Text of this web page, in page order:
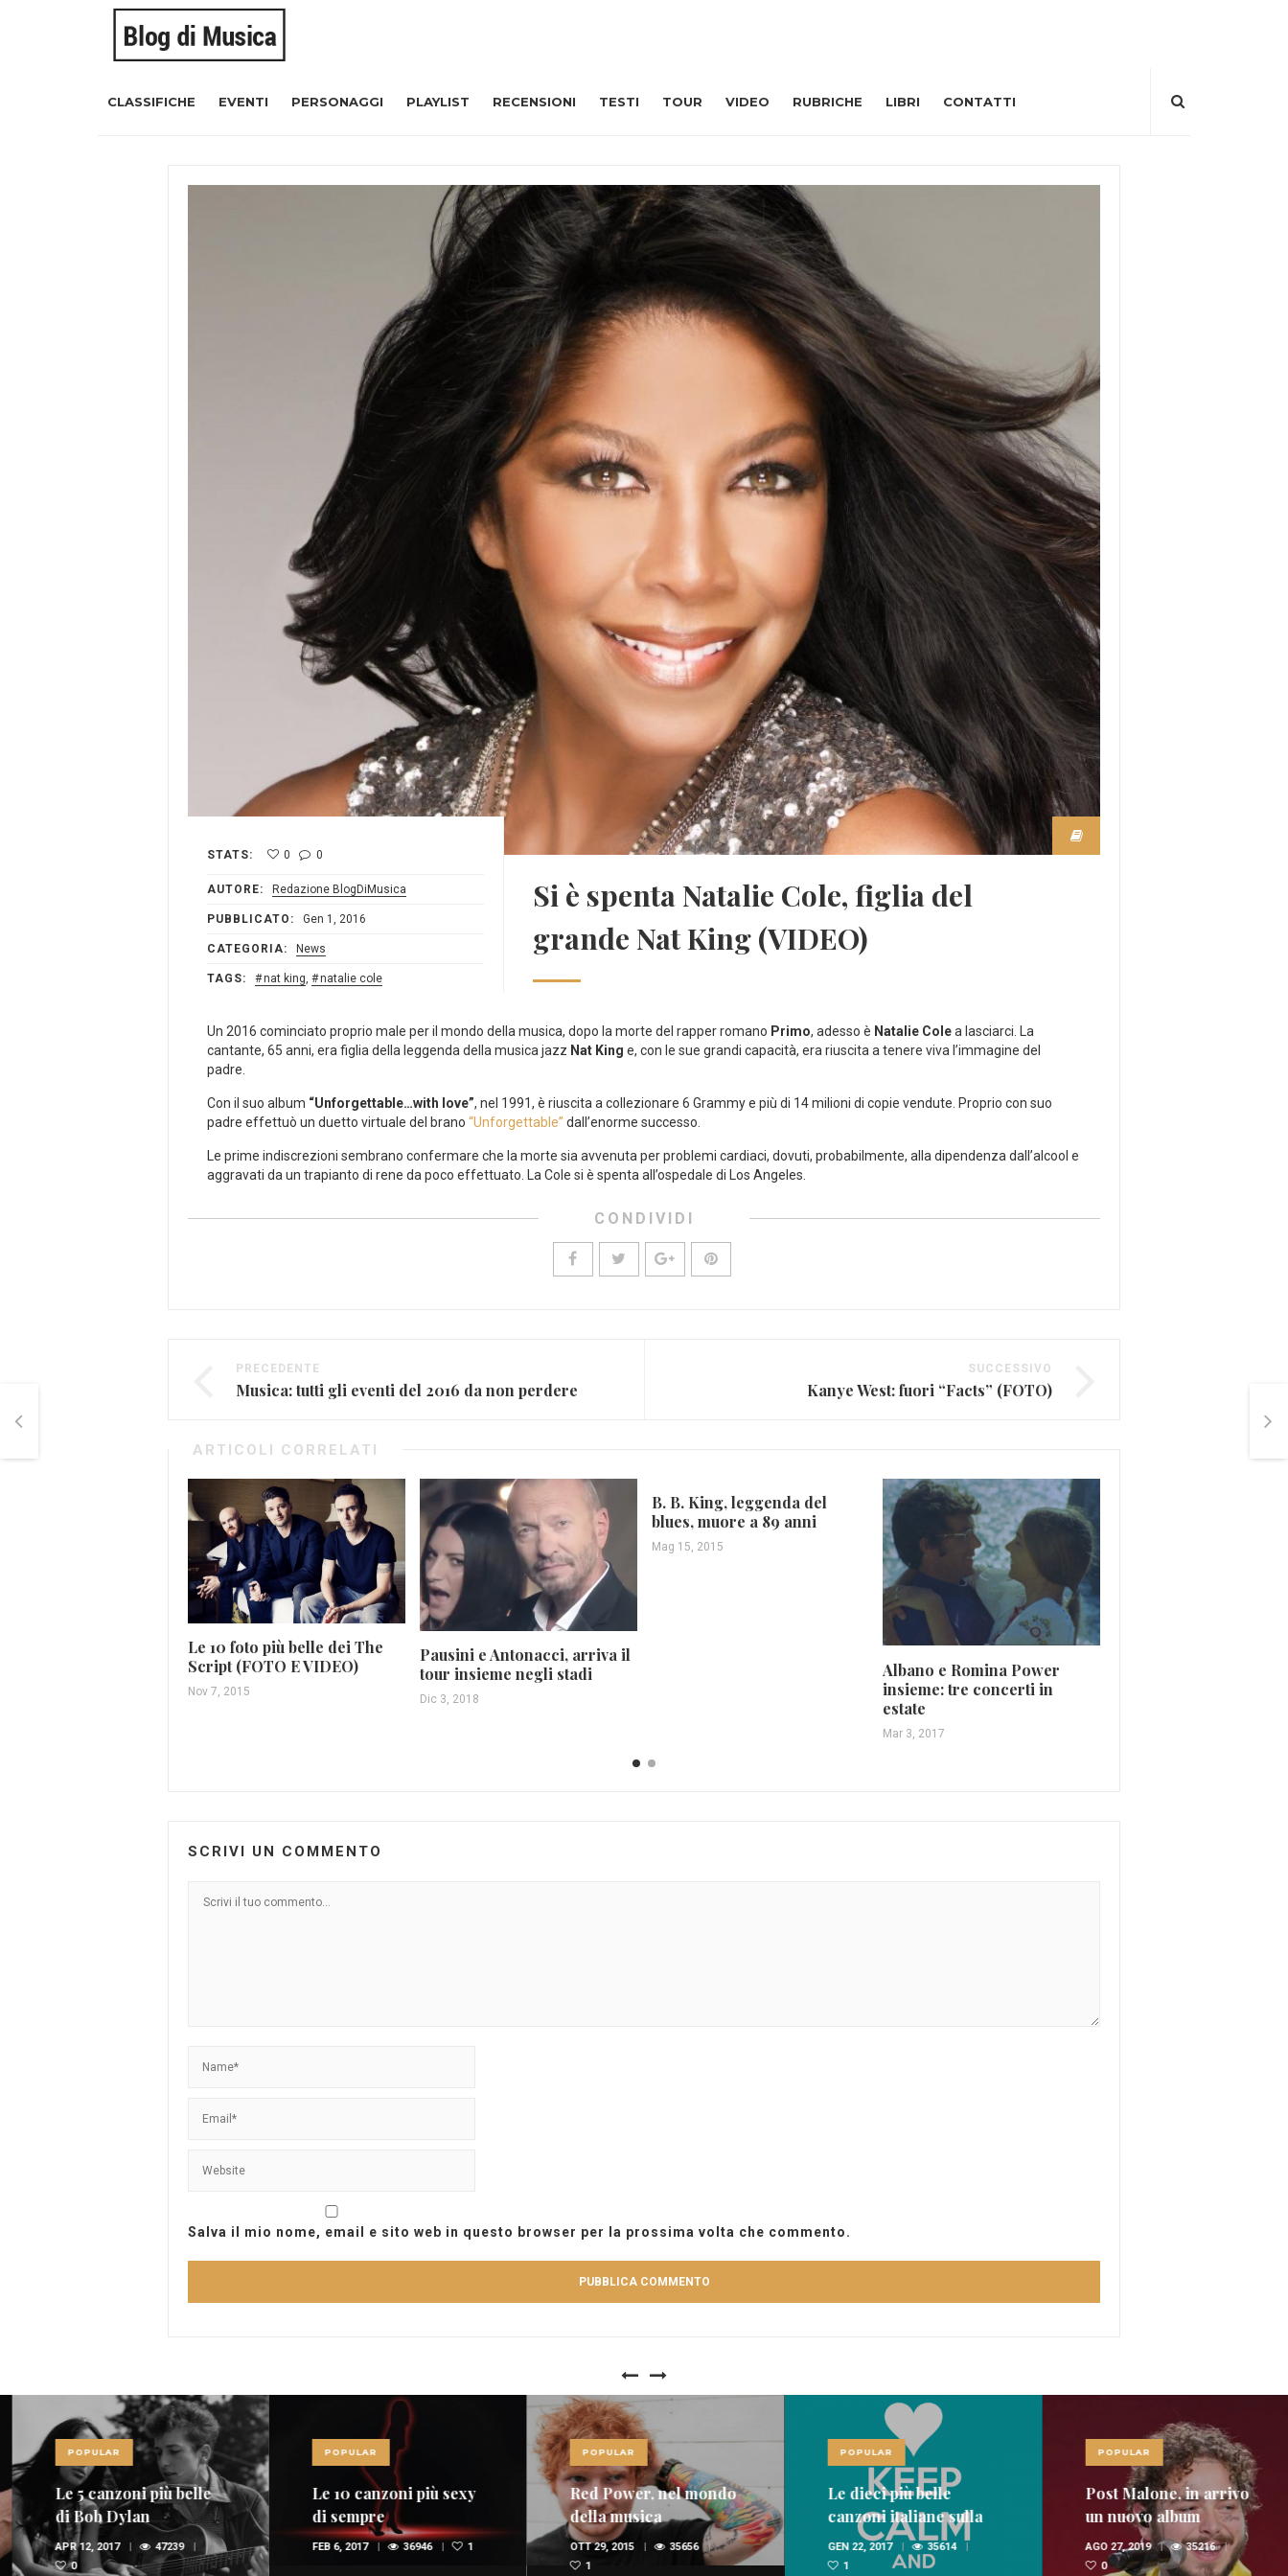
CLASSIFICHE EVENTI PERSONAGGI PLAYLIST RECENSIONI TESTI TOUR VIDEO RUBRICHE LIBRI CONTATTI
STATS: 0 0
AUTORE: Redazione BlogDiMusica
PUBBLICATO: Gen 1, 2016
CATEGORIA: News
TAGS: nat king, natalie cole
Si è spenta Natalie Cole, figlia del
grande Nat King (VIDEO)
Un 2016 cominciato proprio male per il mondo della musica, dopo la morte del rapper romano Primo, adesso è Natalie Colea lasciarci. La
cantante, 65 anni, era figlia della leggenda della musica jazz Nat King e, con le sue grandi capacità, era riuscita a tenere viva l’immagine del
padre.
Con il suo album “Unforgettable…with love”, nel 1991, è riuscita a collezionare 6 Grammy e più di 14 milioni di copie vendute. Proprio con suo
padre effettuò un duetto virtuale del brano “Unforgettable” dall’enorme successo.
Le prime indiscrezioni sembrano confermare che la morte sia avvenuta per problemi cardiaci, dovuti, probabilmente, alla dipendenza dall’alcool e
aggravati da un trapianto di rene da poco effettuato. La Cole si è spenta all’ospedale di Los Angeles.
CONDIVIDI
PRECEDENTE
Musica: tutti gli eventi del 2016 da non perdere
SUCCESSIVO
Kanye West: fuori “Facts” (FOTO)
ARTICOLI CORRELATI
Le 10 foto più belle dei The
Script (FOTO E VIDEO)
Nov 7, 2015
Pausini e Antonacci, arriva il
tour insieme negli stadi
Dic 3, 2018
B. B. King, leggenda del
blues, muore a 89 anni
Mag 15, 2015
Albano e Romina Power
insieme: tre concerti in
estate
Mar 3, 2017
SCRIVI UN COMMENTO
Salva il mio nome, email e sito web in questo browser per la prossima volta che commento.
POPULAR
Le 5 canzoni più belle
di Bob Dylan
APR 12, 2017
47239
0
POPULAR
Le 10 canzoni più sexy
di sempre
FEB 6, 2017 36946 1
POPULAR
Red Power, nel mondo
della musica
spopolano i rossi
(FOTO E VIDEO)
OTT 29, 2015
35656
1
POPULAR
Le dieci più belle
canzoni italiane sulla
domenica
GEN 22, 2017
35614
1
POPULAR
Post Malone, in arrivo
un nuovo album
AGO 27, 2019
35216
0